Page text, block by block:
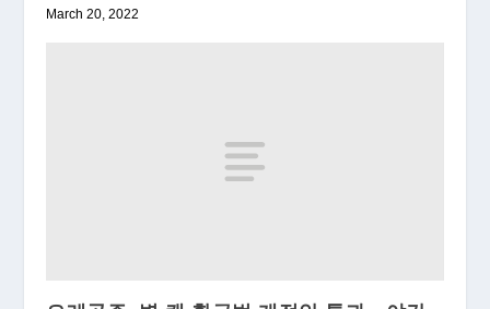
March 20, 2022